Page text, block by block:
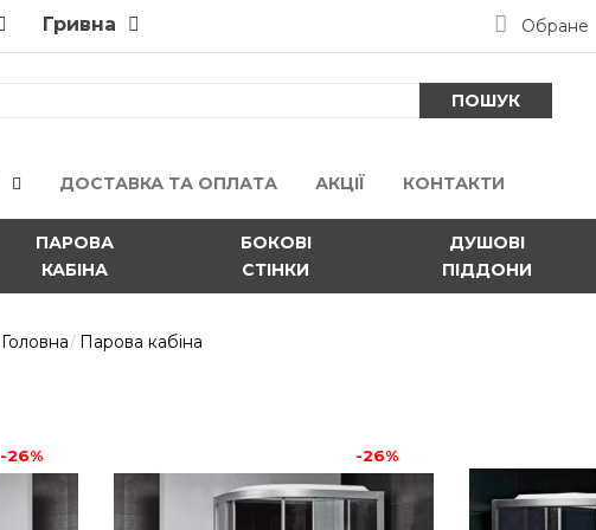
Гривна Обране
ПОШУК
ДОСТАВКА ТА ОПЛАТА АКЦІЇ КОНТАКТИ
ПАРОВА
КАБІНА
БОКОВІ
СТІНКИ
ДУШОВІ
ПІДДОНИ
Головна Парова кабіна
Парова кабіна Polaris Prestige 110L (ліва)Польські
Polaris зразок найвищ..
-26% -26%